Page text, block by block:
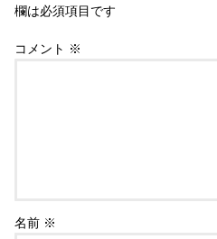
欄は必須項目です
コメント ※
名前 ※